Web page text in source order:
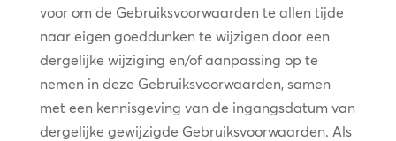
voor om de Gebruiksvoorwaarden te allen tijde
naar eigen goeddunken te wijzigen door een
dergelijke wijziging en/of aanpassing op te
nemen in deze Gebruiksvoorwaarden, samen
met een kennisgeving van de ingangsdatum van
dergelijke gewijzigde Gebruiksvoorwaarden. Als